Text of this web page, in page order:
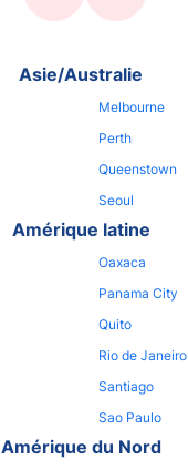
Asie/Australie
Melbourne
Perth
Queenstown
Seoul
Amérique latine
Oaxaca
Panama City
Quito
Rio de Janeiro
Santiago
Sao Paulo
Amérique du Nord